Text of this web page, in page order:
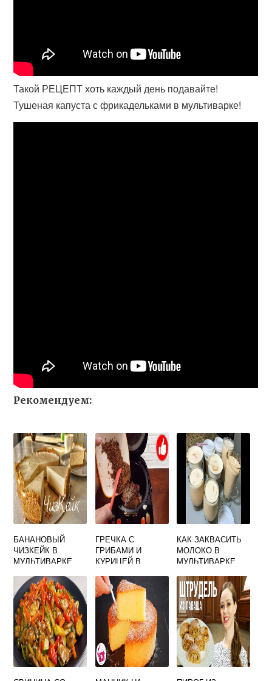
Такой РЕЦЕПТ хоть каждый день подавайте!
Тушеная капуста с фрикадельками в мультиварке!
Рекомендуем:
БАНАНОВЫЙ
ЧИЗКЕЙК В
МУЛЬТИВАРКЕ
ГРЕЧКА С
ГРИБАМИ И
КУРИЦЕЙ В
РЕДМОНД
КАК ЗАКВАСИТЬ
МОЛОКО В
МУЛЬТИВАРКЕ